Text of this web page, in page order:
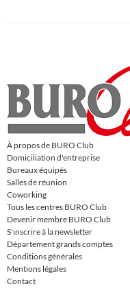
À propos de BURO Club
Domiciliation d'entreprise
Bureaux équipés
Salles de réunion
Coworking
Tous les centres BURO Club
Devenir membre BURO Club
S'inscrire à la newsletter
Département grands comptes
Conditions générales
Mentions légales
Contact